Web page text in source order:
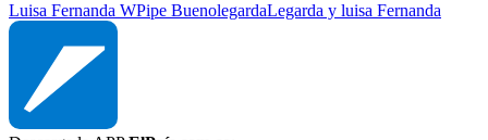
Luisa Fernanda WPipe BuenolegardaLegarda y luisa Fernanda